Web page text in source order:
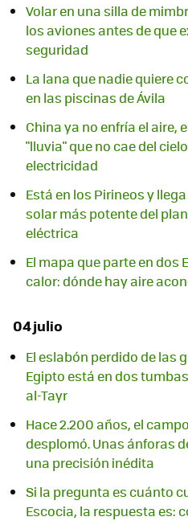
Volar en una silla de
los aviones antes de que
seguridad
La lana que nadie quiere
en las piscinas de Ávila
China ya no enfría el aire,
"lluvia" que no cae del
electricidad
Está en los Pirineos y
solar más potente del
eléctrica
El mapa que parte en dos
calor: dónde hay aire
04 julio
El eslabón perdido de las
Egipto está en dos
al-Tayr
Hace 2.200 años, el
desplomó. Unas ánforas
una precisión inédita
Si la pregunta es cuánto
Escocia, la respuesta es: